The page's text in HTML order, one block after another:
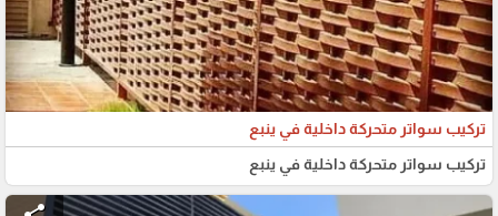
تركيب سواتر متحركة داخلية في ينبع
تركيب سواتر متحركة داخلية في ينبع